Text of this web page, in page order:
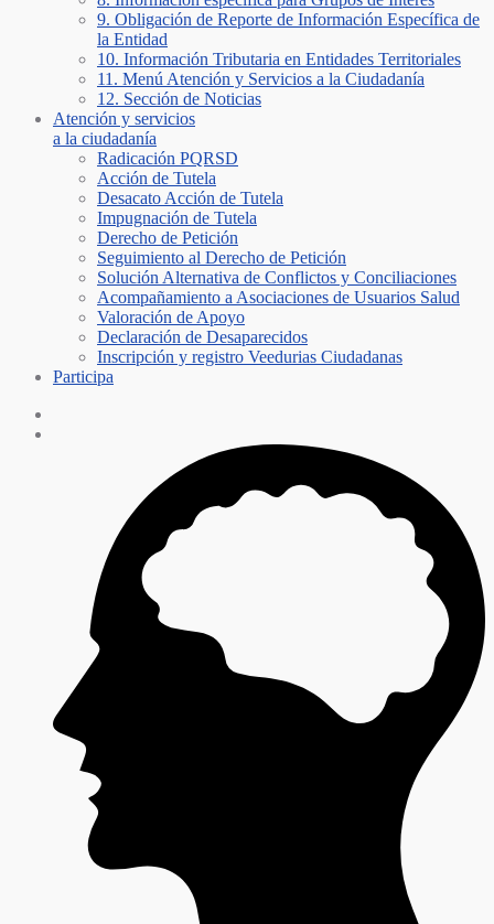
9. Obligación de Reporte de Información Específica de
la Entidad
10. Información Tributaria en Entidades Territoriales
11. Menú Atención y Servicios a la Ciudadanía
12. Sección de Noticias
Atención y servicios
a la ciudadanía
Radicación PQRSD
Acción de Tutela
Desacato Acción de Tutela
Impugnación de Tutela
Derecho de Petición
Seguimiento al Derecho de Petición
Solución Alternativa de Conflictos y Conciliaciones
Acompañamiento a Asociaciones de Usuarios Salud
Valoración de Apoyo
Declaración de Desaparecidos
Inscripción y registro Veedurias Ciudadanas
Participa